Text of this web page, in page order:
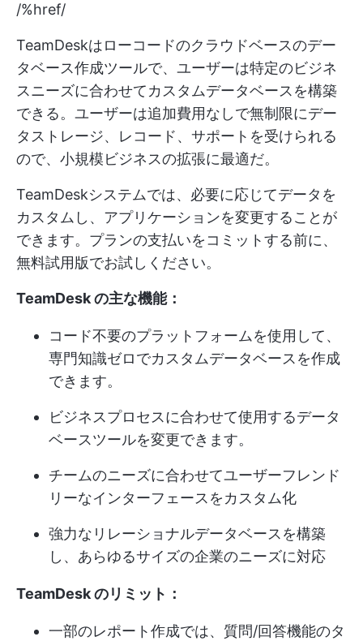
/%href/
TeamDeskはローコードのクラウドベースのデー
タベース作成ツールで、ユーザーは特定のビジネ
スニーズに合わせてカスタムデータベースを構築
できる。ユーザーは追加費用なしで無制限にデー
タストレージ、レコード、サポートを受けられる
ので、小規模ビジネスの拡張に最適だ。
TeamDeskシステムでは、必要に応じてデータを
カスタムし、アプリケーションを変更することが
できます。プランの支払いをコミットする前に、
無料試用版でお試しください。
TeamDesk の主な機能：
コード不要のプラットフォームを使用して、
専門知識ゼロでカスタムデータベースを作成
できます。
ビジネスプロセスに合わせて使用するデータ
ベースツールを変更できます。
チームのニーズに合わせてユーザーフレンド
リーなインターフェースをカスタム化
強力なリレーショナルデータベースを構築
し、あらゆるサイズの企業のニーズに対応
TeamDesk のリミット：
一部のレポート作成では、質問/回答機能のタ